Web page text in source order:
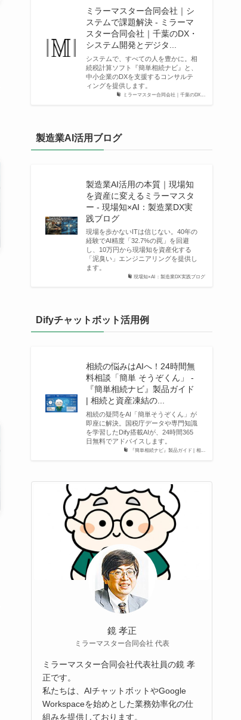
ミラーマスター合同会社｜千葉のDX...
ミラーマスター合同会社｜シ
ステムで課題解決 - ミラーマ
スター合同会社｜千葉のDX・
システム開発とデジタ...
システムで、すべての人を豊かに。相
続税計算ソフト『簡単相続ナビ』と、
中小企業のDXを支援するコンサルテ
ィングを提供します。
製造業AI活用ブログ
現場知×AI：製造業DX実践ブログ
製造業AI活用の本質｜現場知
を資産に変えるミラーマスタ
ー - 現場知×AI：製造業DX実
践ブログ
現場を歩かないITは信じない。40年の
経験でAI精度「32.7%の罠」を回避
し、10万円から現場知を資産化する
「泥臭い」エンジニアリングを提供し
ます。
Difyチャットボット活用例
『簡単相続ナビ』製品ガイド | 相...
相続の悩みはAIへ！24時間無
料相談「簡単 そうぞくん」 -
『簡単相続ナビ』製品ガイド
| 相続と資産凍結の...
相続の疑問をAI「簡単そうぞくん」が
即座に解決。国税庁データや専門知識
を学習したDify搭載AIが、24時間365
日無料でアドバイスします。
鏡 孝正
ミラーマスター合同会社 代表
ミラーマスター合同会社代表社員の鏡 孝
正です。
私たちは、AIチャットボットやGoogle
Workspaceを始めとした業務効率化の仕
組みを提供しております。